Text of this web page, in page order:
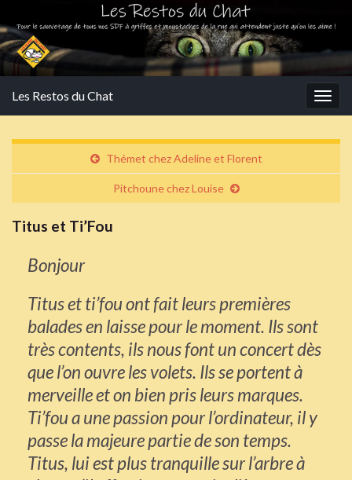
Les Restos du Chat
Thémet chez Adeline et Florent
Pitchoune chez Louise
Titus et Ti’Fou
Bonjour
Titus et ti’fou ont fait leurs premières
balades en laisse pour le moment. Ils sont
très contents, ils nous font un concert dès
que l’on ouvre les volets. Ils se portent à
merveille et on bien pris leurs marques.
Ti’fou a une passion pour l’ordinateur, il y
passe la majeure partie de son temps.
Titus, lui est plus tranquille sur l’arbre à